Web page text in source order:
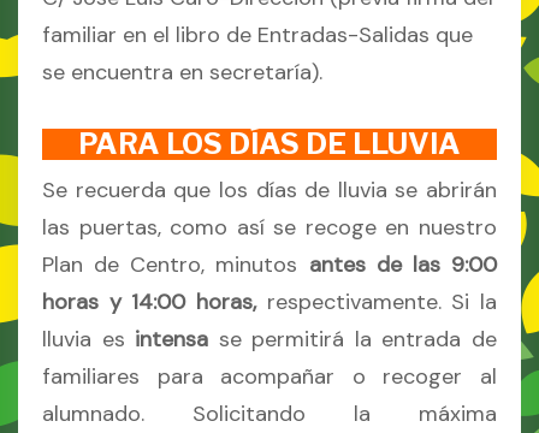
familiar en el libro de Entradas-Salidas que
se encuentra en secretaría).
PARA LOS DÍAS DE LLUVIA
Se recuerda que los días de lluvia se abrirán
las puertas, como así se recoge en nuestro
Plan de Centro, minutos antes de las 9:00
horas y 14:00 horas,respectivamente. Si la
lluvia es intensa se permitirá la entrada de
familiares para acompañar o recoger al
alumnado. Solicitando la máxima